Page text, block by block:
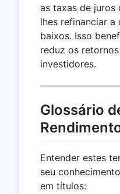
as taxas de juros
lhes refinanciar
baixos. Isso
reduz os
investidores.
Glossário
Entender estes
seu
em títulos: